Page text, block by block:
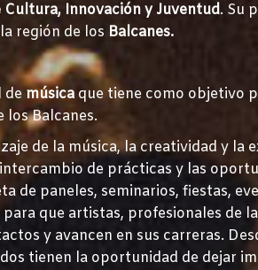
Cultura, Innovación y Juventud. Su
región de los Balcanes.
de música que tiene como objetivo
los Balcanes.
de la música, la creatividad y la
de prácticas y las
de paneles, seminarios, fiestas,
que artistas, profesionales de
y avancen en sus carreras.
tienen la oportunidad de dejar